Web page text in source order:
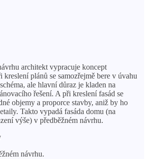
architekt vypracuje koncept
plánů se samozřejmě bere v úvahu
ale hlavní důraz je kladen na
řešení. A při kreslení fasád se
objemy a proporce stavby, aniž by ho
Takto vypadá fasáda domu (na
výše) v předběžném návrhu.
návrhu.